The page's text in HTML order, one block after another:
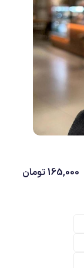
165,000تومان